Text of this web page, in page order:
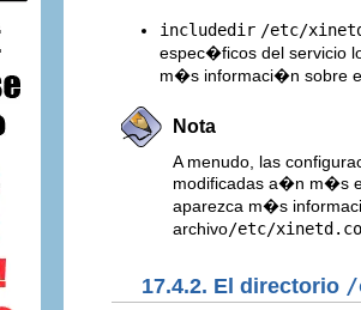
includedir /etc/
espec�ficos del servicio
m�s informaci�n sobre
Nota
A menudo, las
modificadas a�n m�s
aparezca m�s
archivo/etc/
17.4.2. El directorio /